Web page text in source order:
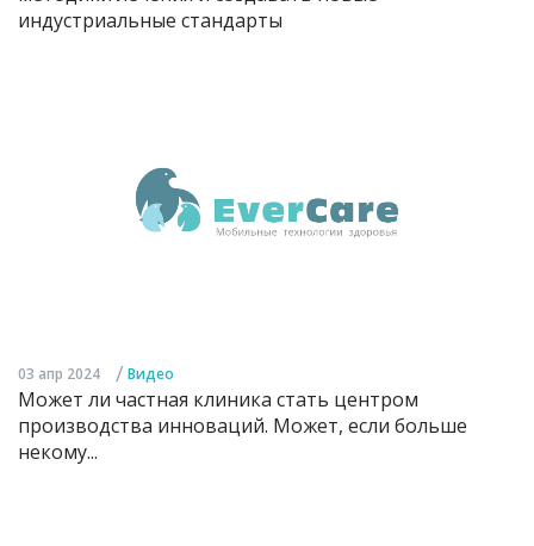
индустриальные стандарты
03 апр 2024 / Видео
Может ли частная клиника стать центром
производства инноваций. Может, если больше
некому...